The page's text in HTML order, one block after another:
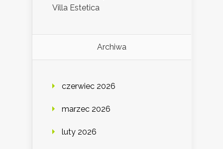
Villa Estetica
Archiwa
czerwiec 2026
marzec 2026
luty 2026